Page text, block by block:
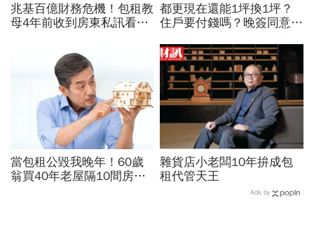
兆基百億財務危機！包租教
母4年前收到房東私訊看出
危」：為何租約越多，風險
都更現在還能1坪換1坪？
住戶要付錢嗎？晚簽同意書
少？7個關鍵問題全面解答
當包租公毀我晚年！60歲
翁買40年老屋隔10間房，
雜貨店小老闆10年拚成包
租代管天王
Ads by